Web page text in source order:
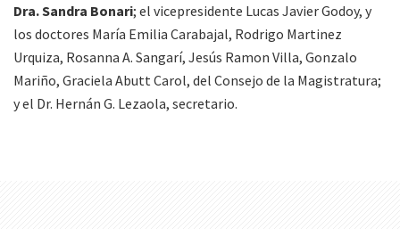
Dra. Sandra Bonari; el vicepresidente Lucas Javier Godoy, y
los doctores María Emilia Carabajal, Rodrigo Martinez
Urquiza, Rosanna A. Sangarí, Jesús Ramon Villa, Gonzalo
Mariño, Graciela Abutt Carol, del Consejo de la Magistratura;
y el Dr. Hernán G. Lezaola, secretario.